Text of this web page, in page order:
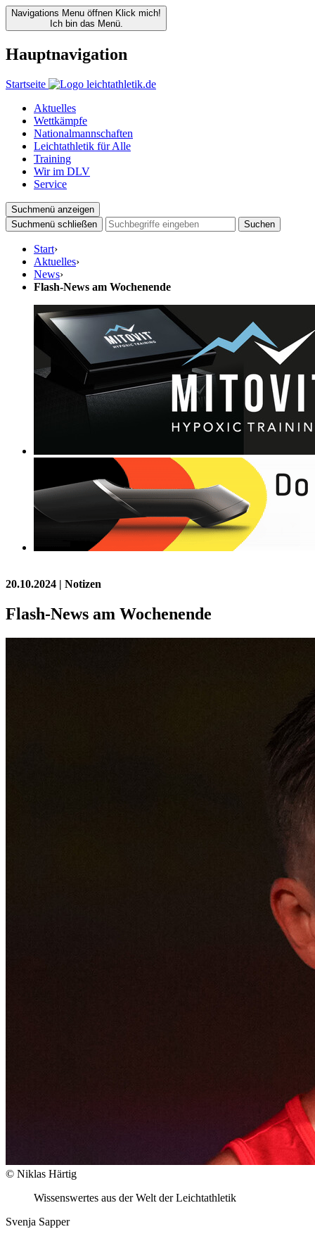
Navigations Menu öffnen Klick mich!
Ich bin das Menü.
Hauptnavigation
Startseite
Aktuelles
Wettkämpfe
Nationalmannschaften
Leichtathletik für Alle
Training
Wir im DLV
Service
Suchmenü anzeigen
Suchmenü schließen
Suchen
Start›
Aktuelles›
News›
Flash-News am Wochenende
20.10.2024 | Notizen
Flash-News am Wochenende
© Niklas Härtig
Wissenswertes aus der Welt der Leichtathletik
Svenja Sapper